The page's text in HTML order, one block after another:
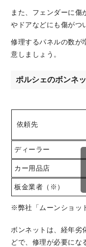
また、フェンダーに傷
やドアなどにも傷がつ
修理するパネルの数が
意しましょう。
ポルシェのボンネ
依頼先
ディーラー
カー用品店
板金業者（※）
※弊社「ムーンショッ
ボンネットは、経年劣
どで、修理が必要にな